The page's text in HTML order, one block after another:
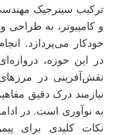
ترکیب سینرجیک
و کامپیوتر، به طراحی
خودکار می‌پردازد.
در این حوزه،
نقش‌آفرینی در
نیازمند درک دقیق
به نوآوری است. در
نکات کلیدی برای